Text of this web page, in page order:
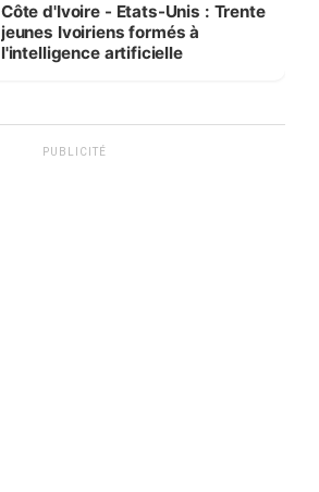
Côte d'Ivoire - Etats-Unis : Trente
jeunes Ivoiriens formés à
l'intelligence artificielle
PUBLICITÉ